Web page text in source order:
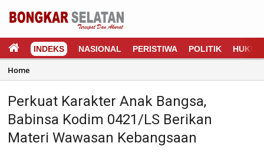
INDEKS NASIONAL PERISTIWA POLITIK HUKUM
Home
Perkuat Karakter Anak Bangsa,
Babinsa Kodim 0421/LS Berikan
Materi Wawasan Kebangsaan